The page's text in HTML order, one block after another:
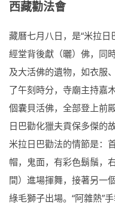
西藏勸法會
藏曆七月八日，是“米拉
經堂背後獻（曬）佛，同
及大活佛的遺物，如衣服
了午刻時分，寺廟主持嘉
個囊貝活佛，全部登上前
日巴勸化獵夫貢保多傑的故
米拉日巴勸法的情節是：
帽，鬼面，有彩色鬍鬚，
間）進場揮舞，接著另一
綠毛獅子出場。“阿雜熱”